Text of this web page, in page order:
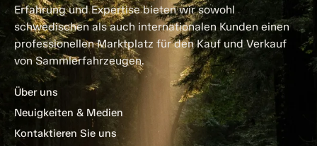
Erfahrung und Expertise bieten wir sowohl
schwedischen als auch internationalen Kunden einen
professionellen Marktplatz für den Kauf und Verkauf
von Sammlerfahrzeugen.
Über uns
Neuigkeiten & Medien
Kontaktieren Sie uns